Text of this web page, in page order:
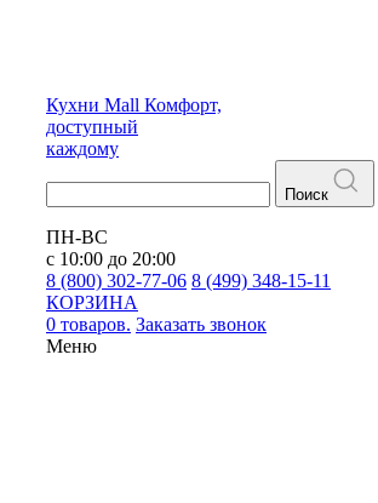
Кухни Mall Комфорт,
доступный
каждому
Поиск
ПН-ВС
с 10:00 до 20:00
8 (800) 302-77-06 8 (499) 348-15-11
КОРЗИНА
0 товаров. Заказать звонок
Меню